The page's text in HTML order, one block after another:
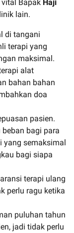
Bapak Haji
lain.
di tangani
terapi yang
maksimal.
alat
bahan bahan
doa
pasien.
bagi para
yang semaksimal
bagi siapa
terapi ulang
perlu ragu ketika
puluhan tahun
jadi tidak perlu